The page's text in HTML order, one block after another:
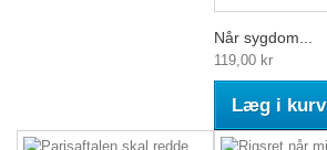
Når sygdom...
119,00 kr
Læg i kurv